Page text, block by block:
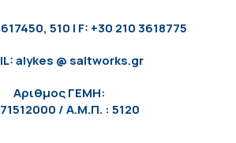
510 | F: +30 210 3618775
alykes @ saltworks.gr
Αριθμος ΓΕΜΗ:
/ Α.Μ.Π. : 5120